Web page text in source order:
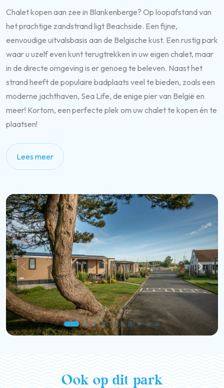
Chalet kopen aan zee in Blankenberge? Op loopafstand van
het prachtige zandstrand ligt Beachside. Een fijne,
eenvoudige uitvalsbasis aan de Belgische kust. Een rustig park
waar u uzelf even kunt terugtrekken in uw eigen chalet, maar
in de directe omgeving is er genoeg te beleven. Naast het
strand heeft de populaire badplaats veel te bieden, zoals een
moderne jachthaven, Sea Life, de enige pier van België en
meer! Kortom, een perfecte plek om uw chalet te kopen én te
plaatsen!
Lees meer
Ook op dit park